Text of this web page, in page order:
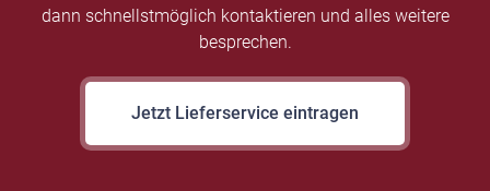
dann schnellstmöglich kontaktieren und alles weitere
besprechen.
Jetzt Lieferservice eintragen